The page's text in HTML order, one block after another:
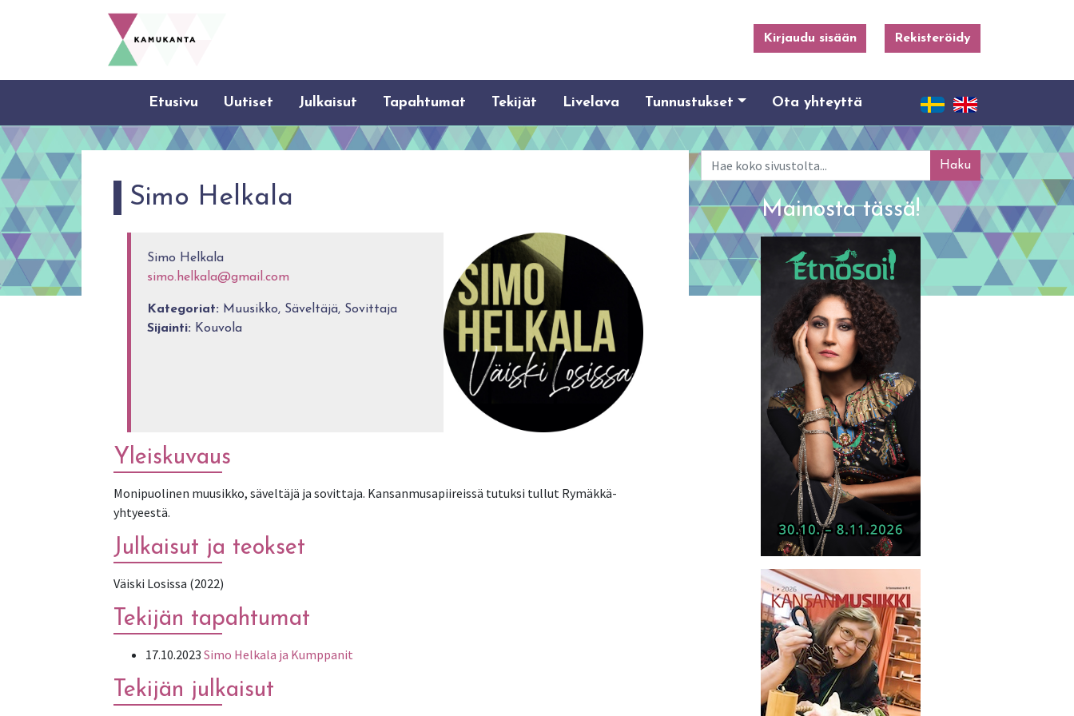
Kirjaudu sisään Rekisteröidy
Etusivu Uutiset Julkaisut Tapahtumat Tekijät Livelava Tunnustukset Ota yhteyttä
Simo Helkala
Simo Helkala
simo.helkala@gmail.com
Kategoriat: Muusikko, Säveltäjä, Sovittaja
Sijainti: Kouvola
Yleiskuvaus
Monipuolinen muusikko, säveltäjä ja sovittaja. Kansanmusapiireissä tutuksi tullut Rymäkkä-
yhtyeestä.
Julkaisut ja teokset
Väiski Losissa (2022)
Tekijän tapahtumat
17.10.2023 Simo Helkala ja Kumppanit
Tekijän julkaisut
Haku
Mainosta tässä!